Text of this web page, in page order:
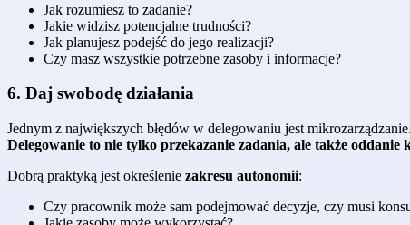
Jak rozumiesz to zadanie?
Jakie widzisz potencjalne trudności?
Jak planujesz podejść do jego realizacji?
Czy masz wszystkie potrzebne zasoby i informacje?
6. Daj swobodę działania
Jednym z największych błędów w delegowaniu jest
Delegowanie to nie tylko przekazanie zadania, ale także
Dobrą praktyką jest określenie zakresu autonomii:
Czy pracownik może sam podejmować decyzje, czy musi